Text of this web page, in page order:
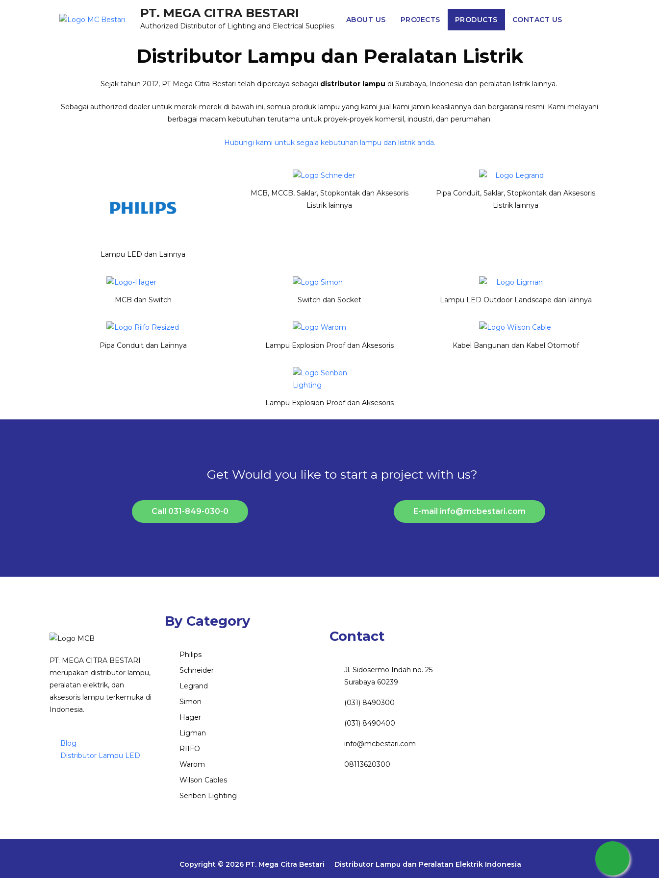
PT. MEGA CITRA BESTARI
Authorized Distributor of Lighting and Electrical Supplies
ABOUT US PROJECTS PRODUCTS CONTACT US
Distributor Lampu dan Peralatan Listrik
Sejak tahun 2012, PT Mega Citra Bestari telah dipercaya sebagai distributor lampu di Surabaya, Indonesia dan peralatan listrik lainnya.
Sebagai authorized dealer untuk merek-merek di bawah ini, semua produk lampu yang kami jual kami jamin keasliannya dan bergaransi resmi. Kami melayani
berbagai macam kebutuhan terutama untuk proyek-proyek komersil, industri, dan perumahan.
Hubungi kami untuk segala kebutuhan lampu dan listrik anda.
Lampu LED dan Lainnya
MCB, MCCB, Saklar, Stopkontak dan Aksesoris
Listrik lainnya
Pipa Conduit, Saklar, Stopkontak dan Aksesoris
Listrik lainnya
MCB dan Switch Switch dan Socket Lampu LED Outdoor Landscape dan lainnya
Pipa Conduit dan Lainnya Lampu Explosion Proof dan Aksesoris Kabel Bangunan dan Kabel Otomotif
Lampu Explosion Proof dan Aksesoris
Get Would you like to start a project with us?
Call 031-849-030-0 E-mail info@mcbestari.com
PT. MEGA CITRA BESTARI
merupakan distributor lampu,
peralatan elektrik, dan
aksesoris lampu terkemuka di
Indonesia.
Blog
Distributor Lampu LED
By Category
Philips
Schneider
Legrand
Simon
Hager
Ligman
RIIFO
Warom
Wilson Cables
Senben Lighting
Contact
Jl. Sidosermo Indah no. 25
Surabaya 60239
(031) 8490300
(031) 8490400
info@mcbestari.com
08113620300
Copyright © 2026 PT. Mega Citra Bestari Distributor Lampu dan Peralatan Elektrik Indonesia